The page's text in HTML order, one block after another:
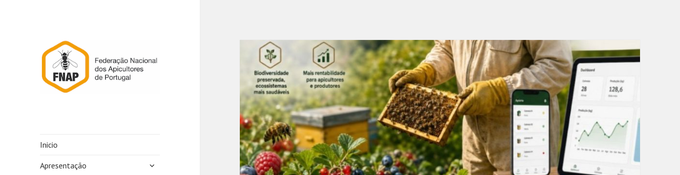
Inicio
Apresentação
expandir